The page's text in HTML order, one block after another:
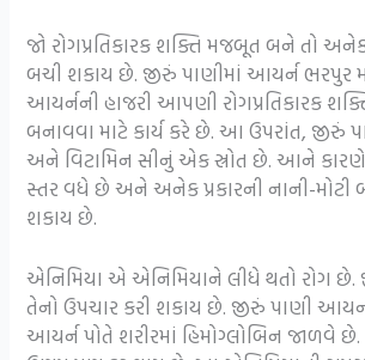
જો રોગપ્રતિકારક શક્તિ મજબૂત બને તો અનેક
બચી શકાય છે. જીરું પાણીમાં આયર્ન ભરપુર
આયર્નની હાજરી આપણી રોગપ્રતિકારક
બનાવવા માટે કાર્ય કરે છે. આ ઉપરાંત, જીરું
અને વિટામિન સીનું એક સ્રોત છે. આને કારણે,
સ્તર વધે છે અને અનેક પ્રકારની નાની-મોટી
શકાય છે.
એનિમિયા એ એનિમિયાને લીધે થતો રોગ છે.
તેનો ઉપચાર કરી શકાય છે. જીરું પાણી
આયર્ન પોતે શરીરમાં હિમોગ્લોબિન જાળવે છે.